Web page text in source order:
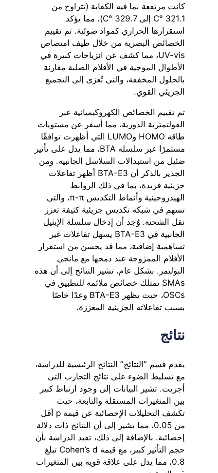
كانت مرتفعة بما فيه الكفاية (تتراوح من
321.1 °C إلى 329.7 °C)، مما يؤكد
استقرارها الحراري كمواد ضوئية. تم تقييم
الخصائص البصرية من خلال طيف امتصاص
UV-vis، مما كشف عن انزياحات كبيرة في
الأطوال الموجية في الأفلام الصلبة مقارنة
بالحلول المخففة، والتي تُعزى إلى التجميع
الجزيئي القوي.
تم تقييم الخصائص الكهروكيميائية عبر
الفولتمترية الدورية، مما أسفر عن مستويات
طاقة HOMO وLUMO التي أظهرت توافقًا
مستمرًا عبر سلسلة BTA، مما يدل على تأثير
ضئيل من استبدالات السلاسل الجانبية. ومن
الجدير بالذكر أن BTA-E3 أظهر تفاعلات
جزيئية فريدة، بما في ذلك الروابط
الهيدروجينية وأنماط التكديس π-π، والتي
تسهم في شبكة تكديس جزيئية كثيفة تعزز
نقل الشحنة. وُجد أن إدخال سلسلة الإيثيل
الجانبية في BTA-E3 يسهل تفاعلات غير
تساهمية إضافية، مما قد يحسن من استقرار
الأفلام الممزوجة عند دمجها مع مانحي
البوليمر. بشكل عام، تشير النتائج إلى أن هذه
SMAs تمتلك خصائص ملائمة للتطبيق في
OSCs، حيث يظهر BTA-E3 وعدًا خاصًا
بسبب تفاعلاته الجزيئية المعززة.
نتائج
يقدم قسم “النتائج” النتائج الرئيسية للدراسة،
مع تسليط الضوء على نتائج التجارب التي
أجريت. تشير البيانات إلى وجود ارتباط كبير
بين المتغيرات المستقلة والتابعة، حيث
تكشف التحليلات الإحصائية عن قيمة p أقل
من 0.05، مما يشير إلى أن النتائج ذات دلالة
إحصائية. بالإضافة إلى ذلك، تفيد الدراسة بأن
حجم التأثير كبير، مع قيمة Cohen’s d تبلغ
0.8، مما يدل على علاقة قوية بين المتغيرات